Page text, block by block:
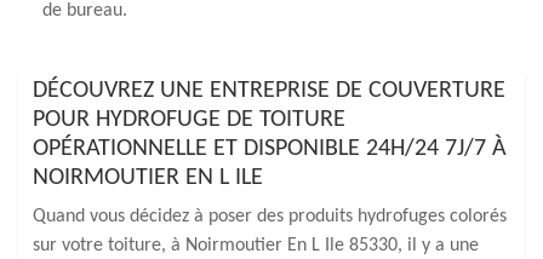
de bureau.
DÉCOUVREZ UNE ENTREPRISE DE COUVERTURE
POUR HYDROFUGE DE TOITURE
OPÉRATIONNELLE ET DISPONIBLE 24H/24 7J/7 À
NOIRMOUTIER EN L ILE
Quand vous décidez à poser des produits hydrofuges colorés
sur votre toiture, à Noirmoutier En L Ile 85330, il y a une